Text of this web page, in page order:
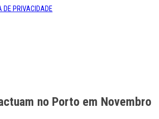
DE PRIVACIDADE
no Porto em Novembro